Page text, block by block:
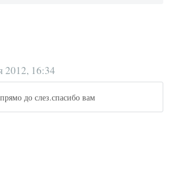
2012, 16:34
до слез.спасибо вам